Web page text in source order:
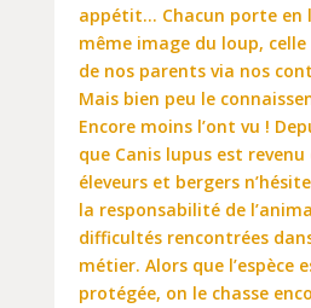
appétit… Chacun porte en
même image du loup,
de nos parents via nos
Mais bien peu le
Encore moins l’ont vu !
que Canis lupus est revenu
éleveurs et bergers
la responsabilité de
difficultés rencontrées
métier. Alors que l’espèce
protégée, on le chasse